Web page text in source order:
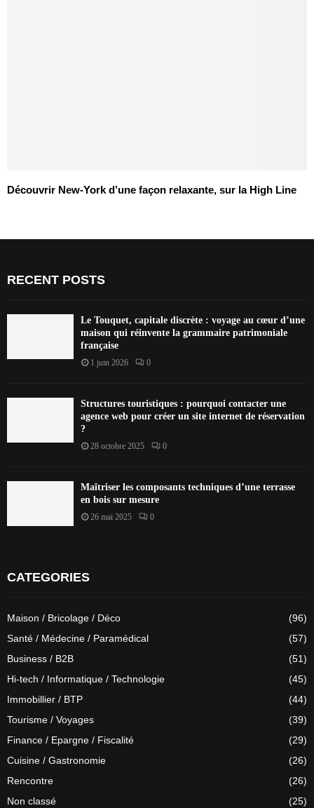
Découvrir New-York d’une façon relaxante, sur la High Line
RECENT POSTS
Le Touquet, capitale discrète : voyage au cœur d’une
maison qui réinvente la grammaire patrimoniale
française
1 juin 2026 0
Structures touristiques : pourquoi contacter une
agence web pour créer un site internet de réservation
?
28 octobre 2025 0
Maîtriser les composants techniques d’une terrasse
en bois sur mesure
26 mai 2025 0
CATEGORIES
Maison / Bricolage / Déco
(96)
Santé / Médecine / Paramédical
(57)
Business / B2B
(51)
Hi-tech / Informatique / Technologie
(45)
Immobillier / BTP
(44)
Tourisme / Voyages
(39)
Finance / Epargne / Fiscalité
(29)
Cuisine / Gastronomie
(26)
Rencontre
(26)
Non classé
(25)